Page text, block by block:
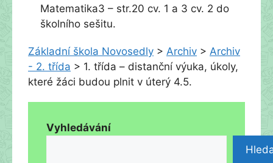
Matematika3 – str.20 cv. 1 a 3 cv. 2 do
školního sešitu.
Základní škola Novosedly > Archiv > Archiv
- 2. třída > 1. třída – distanční výuka, úkoly,
které žáci budou plnit v úterý 4.5.
Vyhledávání